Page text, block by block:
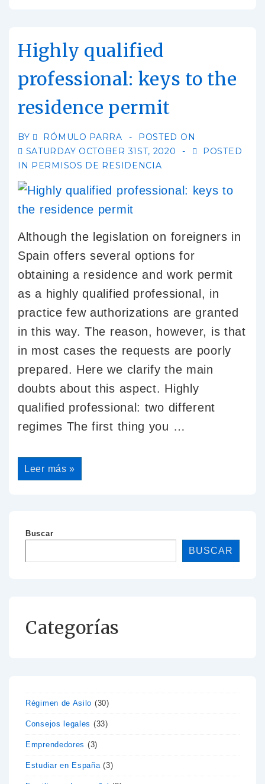
Highly qualified
professional: keys to the
residence permit
BY RÓMULO PARRA
POSTED ON
SATURDAY OCTOBER 31ST, 2020
IN PERMISOS DE RESIDENCIA
Although the legislation on foreigners in
Spain offers several options for
obtaining a residence and work permit
as a highly qualified professional, in
practice few authorizations are granted
in this way. The reason, however, is that
in most cases the requests are poorly
prepared. Here we clarify the main
doubts about this aspect. Highly
qualified professional: two different
regimes The first thing you …
Leer más »
Buscar
BUSCAR
Categorías
Régimen de Asilo (30)
Consejos legales (33)
Emprendedores (3)
Estudiar en España(3)